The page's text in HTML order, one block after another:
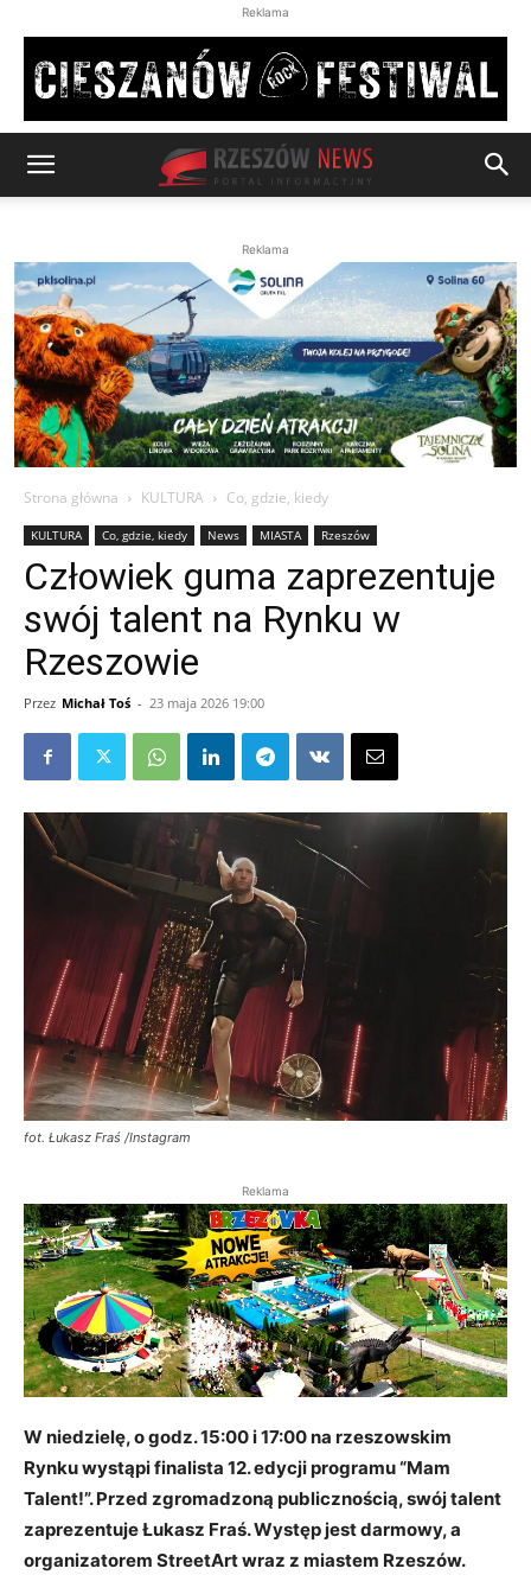
Reklama
Reklama
Strona główna KULTURA Co, gdzie, kiedy
KULTURA Co, gdzie, kiedy News MIASTA Rzeszów
Człowiek guma zaprezentuje
swój talent na Rynku w
Rzeszowie
Przez Michał Toś - 23 maja 2026 19:00
fot. Łukasz Fraś /Instagram
Reklama
W niedzielę, o godz. 15:00 i 17:00 na rzeszowskim
Rynku wystąpi finalista 12. edycji programu “Mam
Talent!”. Przed zgromadzoną publicznością, swój talent
zaprezentuje Łukasz Fraś. Występ jest darmowy, a
organizatorem StreetArt wraz z miastem Rzeszów.